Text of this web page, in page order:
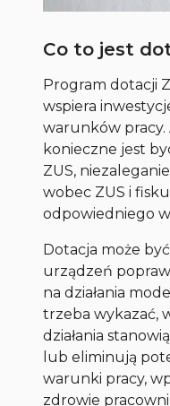
Co to jest
Program dotacji
wspiera
warunków pracy.
konieczne jest
ZUS,
wobec ZUS i
odpowiedniego
Dotacja może
urządzeń
na działania
trzeba wykazać,
działania
lub eliminują
warunki pracy,
zdrowie